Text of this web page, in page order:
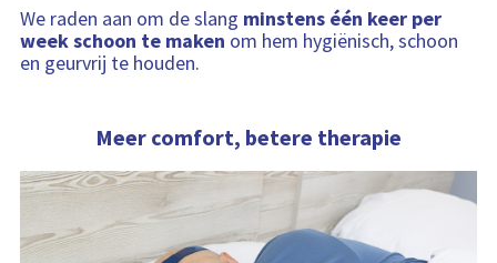
We raden aan om de slang minstens één keer per
week schoon te maken om hem hygiënisch, schoon
en geurvrij te houden.
Meer comfort, betere therapie